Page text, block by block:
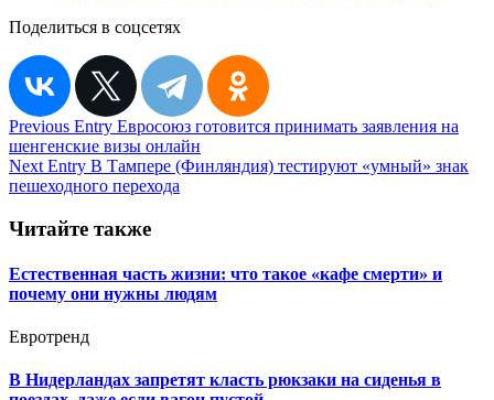
Поделиться в соцсетях
Навигация
по
записям
Previous Entry Евросоюз готовится принимать заявления на
шенгенские визы онлайн
Next Entry В Тампере (Финляндия) тестируют «умный» знак
пешеходного перехода
Читайте также
Естественная часть жизни: что такое «кафе смерти» и
почему они нужны людям
Евротренд
В Нидерландах запретят класть рюкзаки на сиденья в